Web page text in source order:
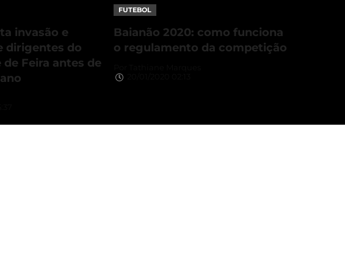
invasão e
dirigentes do
de Feira antes de
FUTEBOL
Baianão 2020: como funciona
o regulamento da competição